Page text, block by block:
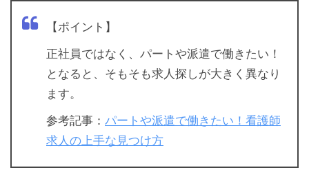
【ポイント】
正社員ではなく、パートや派遣で働きたい！
となると、そもそも求人探しが大きく異なり
ます。
参考記事： パートや派遣で働きたい！看護師
求人の上手な見つけ方